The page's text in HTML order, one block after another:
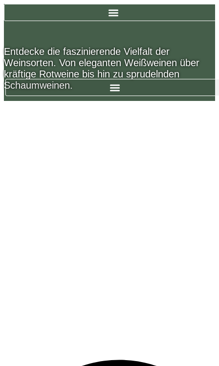
Zum
Entdecke die faszinierende Vielfalt der
Weinsorten. Von eleganten Weißweinen über
kräftige Rotweine bis hin zu sprudelnden
Schaumweinen.